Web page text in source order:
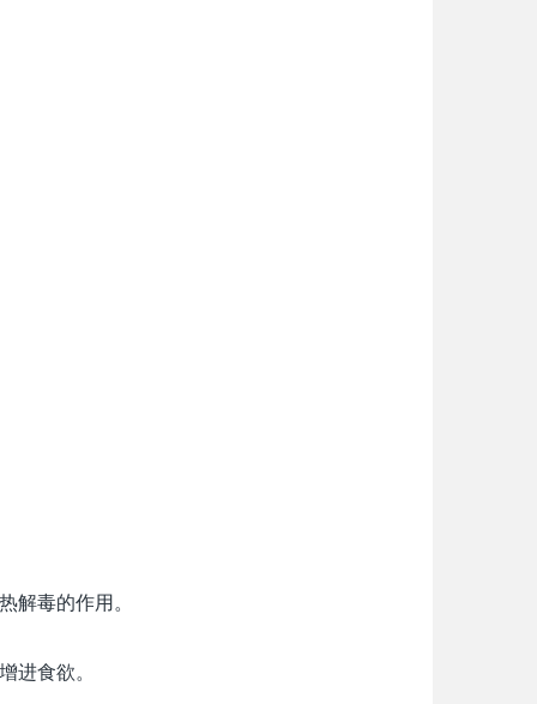
解毒的作用。
进食欲。